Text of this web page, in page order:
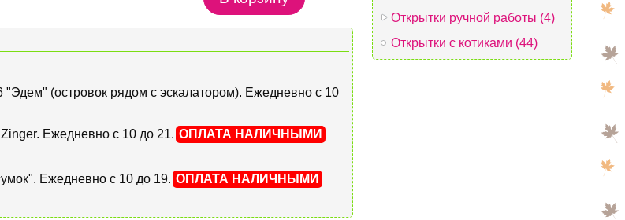
"Эдем" (островок рядом с эскалатором). Ежедневно с 10
Ежедневно с 10 до 21. ОПЛАТА НАЛИЧНЫМИ
Ежедневно с 10 до 19. ОПЛАТА НАЛИЧНЫМИ
Открытки ручной работы (4)
Открытки с котиками (44)